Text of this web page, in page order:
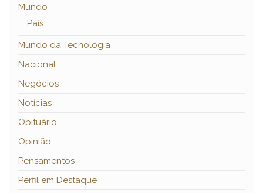
Mundo
País
Mundo da Tecnologia
Nacional
Negócios
Notícias
Obituário
Opinião
Pensamentos
Perfil em Destaque